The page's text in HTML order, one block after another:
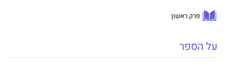
פרק ראשון
על הספר